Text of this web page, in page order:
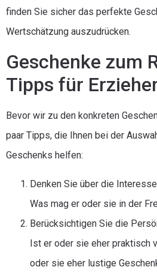
finden Sie sicher das perfekte
Wertschätzung auszudrücken.
Geschenke zum
Tipps für
Bevor wir zu den konkreten
paar Tipps, die Ihnen bei der
Geschenks helfen:
Denken Sie über die
Was mag er oder sie in der
Berücksichtigen Sie die
Ist er oder sie eher praktisch
oder sie eher lustige